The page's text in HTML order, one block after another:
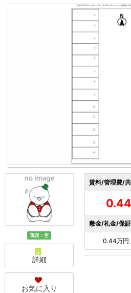
現況：空
詳細
お気に入り
賃料/管理費/
0.44
敷金/礼金/保
0.44万円